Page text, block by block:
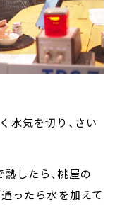
水気を切り、さい
したら、桃屋の
通ったら水を加えて